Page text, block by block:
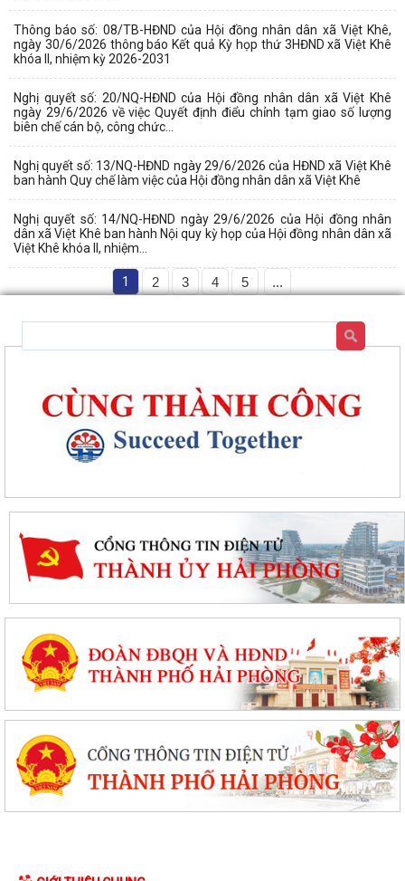
Thông báo số: 08/TB-HĐND của Hội đồng nhân dân xã Việt Khê,
ngày 30/6/2026 thông báo Kết quả Kỳ họp thứ 3HĐND xã Việt Khê
khóa II, nhiệm kỳ 2026-2031
Nghị quyết số: 20/NQ-HĐND của Hội đồng nhân dân xã Việt Khê
ngày 29/6/2026 về việc Quyết định điểu chỉnh tạm giao số lượng
biên chế cán bộ, công chức...
Nghị quyết số: 13/NQ-HĐND ngày 29/6/2026 của HĐND xã Việt Khê
ban hành Quy chế làm việc của Hội đồng nhân dân xã Việt Khê
Nghị quyết số: 14/NQ-HĐND ngày 29/6/2026 của Hội đồng nhân
dân xã Việt Khê ban hành Nội quy kỳ họp của Hội đồng nhân dân xã
Việt Khê khóa II, nhiệm...
1 2 3 4 5 ...